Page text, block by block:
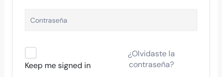
Keep me signed in
¿Olvidaste la
contraseña?